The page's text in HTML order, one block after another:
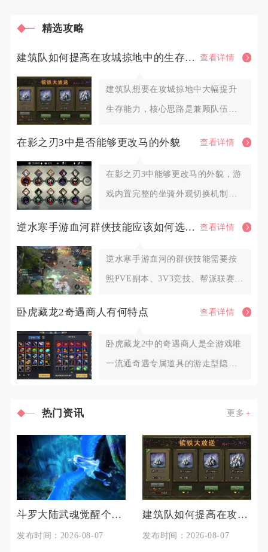
精选攻略
建筑队如何提高在攻城掠地中的生存能力 查看详情
建筑队想要在攻城掠地中大幅提升
生存能力，核心思路是兼顾队伍基
在影之刃3中是否能够更改马的外貌 查看详情
在影之刃3中能够更改马的外貌，游
戏内置完整的坐骑外观切换机制，
逆水寒手游血河群侠技能应该如何选择调整 查看详情
逆水寒手游血河的群侠技能需要按
照PVE副本、3V3竞技、帮派联赛三
卧虎藏龙2奇遇商人有何特点 查看详情
卧虎藏龙2中的奇遇商人是全游戏唯
一流通奇遇专属道具的游走型隐藏
热门资讯 更多
斗罗大陆武魂觉醒个人训练如何准备
发布时间：2026-08-07
建筑队如何提高在攻城掠地中的生存能力
发布时间：2026-08-07